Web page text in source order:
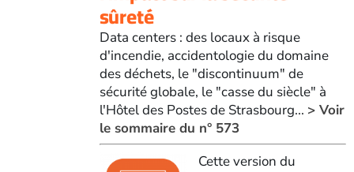
sûreté
Data centers : des locaux à risque
d'incendie, accidentologie du domaine
des déchets, le "discontinuum" de
sécurité globale, le "casse du siècle" à
l'Hôtel des Postes de Strasbourg... > Voir
le sommaire du n° 573
Cette version du